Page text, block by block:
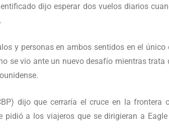
dijo esperar dos vuelos diarios
y personas en ambos sentidos en el único
se vio ante un nuevo desafío mientras trata
dijo que cerraría el cruce en la frontera
a los viajeros que se dirigieran a Eagle